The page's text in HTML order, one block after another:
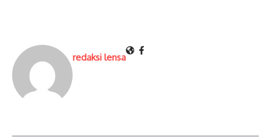
redaksi lensa